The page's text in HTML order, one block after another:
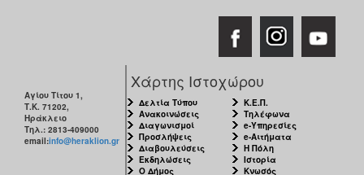
Αγίου Τίτου 1,
Τ.Κ. 71202,
Ηράκλειο
Τηλ.: 2813-409000
email:info@heraklion.gr
Χάρτης Ιστοχώρου
Δελτία Τύπου
Ανακοινώσεις
Διαγωνισμοί
Προσλήψεις
Διαβουλεύσεις
Εκδηλώσεις
Ο Δήμος
Κ.Ε.Π.
Τηλέφωνα
e-Υπηρεσίες
e-Αιτήματα
Η Πόλη
Ιστορία
Κνωσός